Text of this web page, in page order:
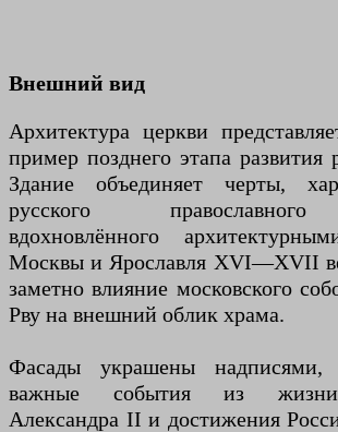
Внешний вид
Архитектура церкви
пример позднего этапа развития
Здание объединяет черты,
русского православного
вдохновлённого
Москвы и Ярославля XVI—XVII
заметно влияние московского
Рву на внешний облик храма.
Фасады украшены надписями,
важные события из жизни
Александра II и достижения